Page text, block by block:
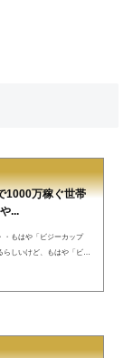
1000万稼ぐ世帯
...
・もはや「ビジーカップ
しいけど、もはや「ビジ